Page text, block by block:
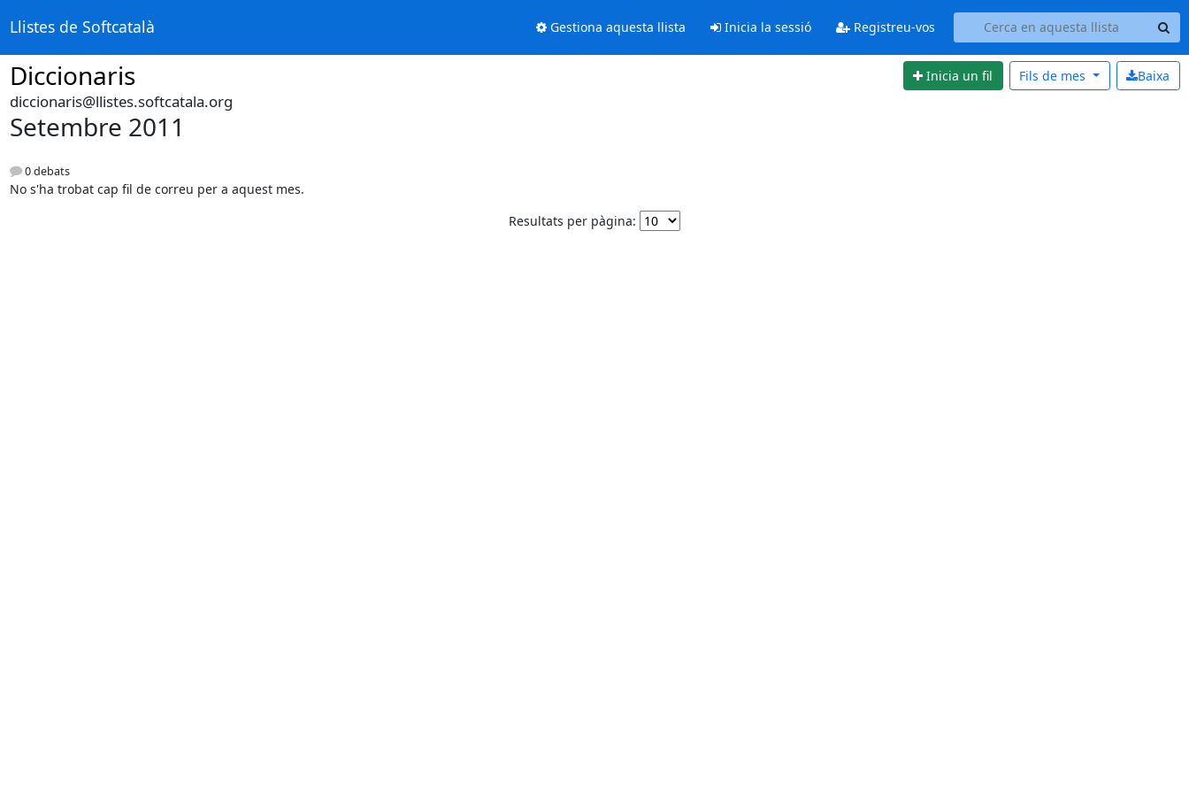
Llistes de Softcatalà Gestiona aquesta llista Inicia la sessió Registreu-vos
Diccionaris Inicia un fil Baixa
Fils de mes
diccionaris@llistes.softcatala.org
Setembre 2011
0 debats
No s'ha trobat cap fil de correu per a aquest mes.
Resultats per pàgina: